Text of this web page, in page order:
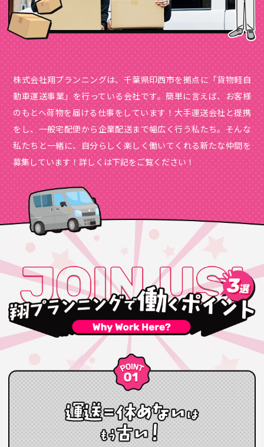
株式会社翔プランニングは、千葉県印西市を拠点に「貨物軽自
動車運送事業」を行っている会社です。簡単に言えば、お客様
のもとへ荷物を届ける仕事をしています！大手運送会社と提携
をし、一般宅配便から企業配送まで幅広く行う私たち。そんな
私たちと一緒に、自分らしく楽しく働いてくれる新たな仲間を
募集しています！詳しくは下記をご覧ください！